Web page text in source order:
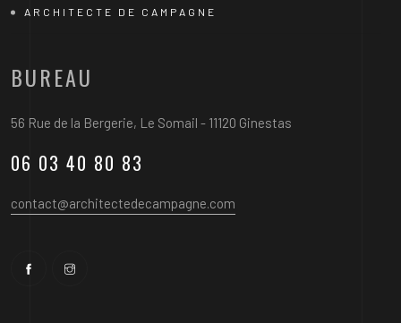
ARCHITECTE DE CAMPAGNE
BUREAU
56 Rue de la Bergerie, Le Somail - 11120 Ginestas
06 03 40 80 83
contact@architectedecampagne.com